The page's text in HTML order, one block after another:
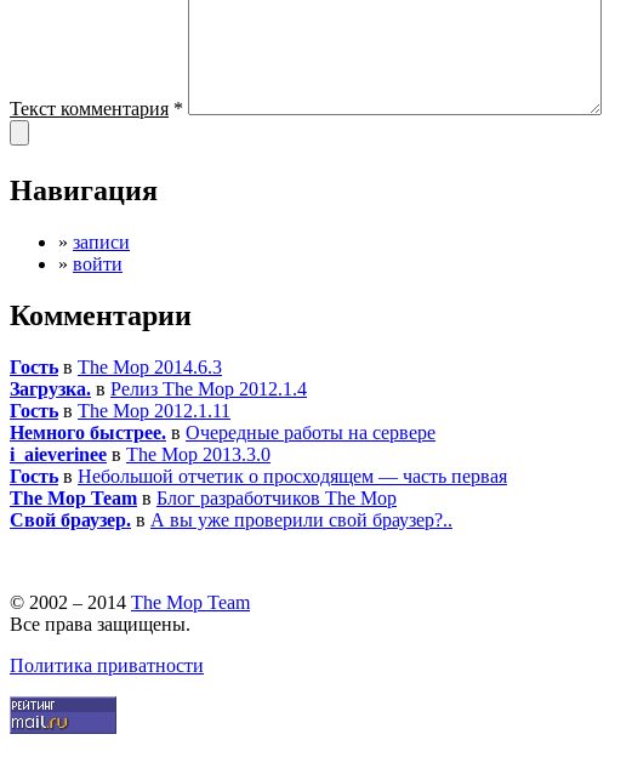
Текст комментария *
Навигация
» записи
» войти
Комментарии
Гость в The Mop 2014.6.3
Загрузка. в Релиз The Mop 2012.1.4
Гость в The Mop 2012.1.11
Немного быстрее. в Очередные работы на сервере
i_aieverinee в The Mop 2013.3.0
Гость в Небольшой отчетик о просходящем — часть первая
The Mop Team в Блог разработчиков The Mop
Свой браузер. в А вы уже проверили свой браузер?..
© 2002 – 2014 The Mop Team
Все права защищены.
Политика приватности